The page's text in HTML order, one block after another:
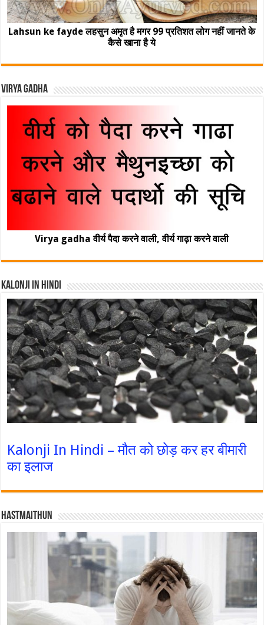
Lahsun ke fayde लहसुन अमृत है मगर 99 प्रतिशत लोग नहीं जानते के
कैसे खाना है ये
Virya Gadha
Virya gadha वीर्य पैदा करने वाली, वीर्य गाढ़ा करने वाली
Kalonji In Hindi
Kalonji In Hindi – मौत को छोड़ कर हर बीमारी
का इलाज
Hastmaithun